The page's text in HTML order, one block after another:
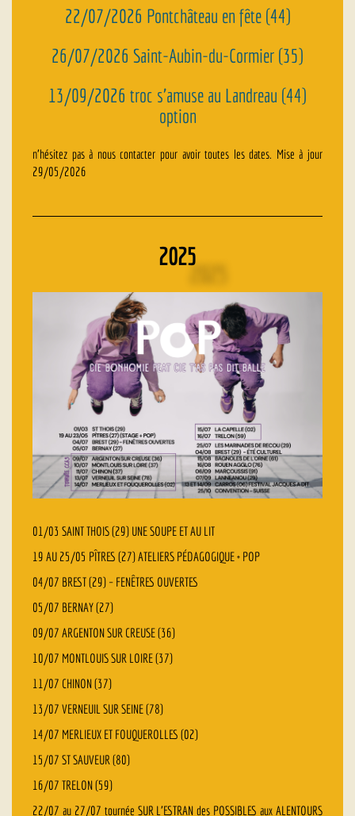
22/07/2026 Pontchâteau en fête (44)
26/07/2026 Saint-Aubin-du-Cormier (35)
13/09/2026 troc s’amuse au Landreau (44)
option
n’hésitez pas à nous contacter pour avoir toutes les dates. Mise à jour
29/05/2026
2025
01/03 SAINT THOIS (29) UNE SOUPE ET AU LIT
19 AU 25/05 PÎTRES (27) ATELIERS PÉDAGOGIQUE + POP
04/07 BREST (29) – FENÊTRES OUVERTES
05/07 BERNAY (27)
09/07 ARGENTON SUR CREUSE (36)
10/07 MONTLOUIS SUR LOIRE (37)
11/07 CHINON (37)
13/07 VERNEUIL SUR SEINE (78)
14/07 MERLIEUX ET FOUQUEROLLES (02)
15/07 ST SAUVEUR (80)
16/07 TRELON (59)
22/07 au 27/07 tournée SUR L’ESTRAN des POSSIBLES aux ALENTOURS